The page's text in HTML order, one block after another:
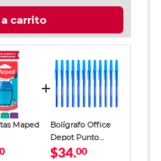
carrito
Maped
Bolígrafo Office
Depot Punto
Mediano Tinta Azul
$34.00